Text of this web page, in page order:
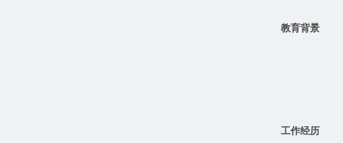
教育背景
工作经历